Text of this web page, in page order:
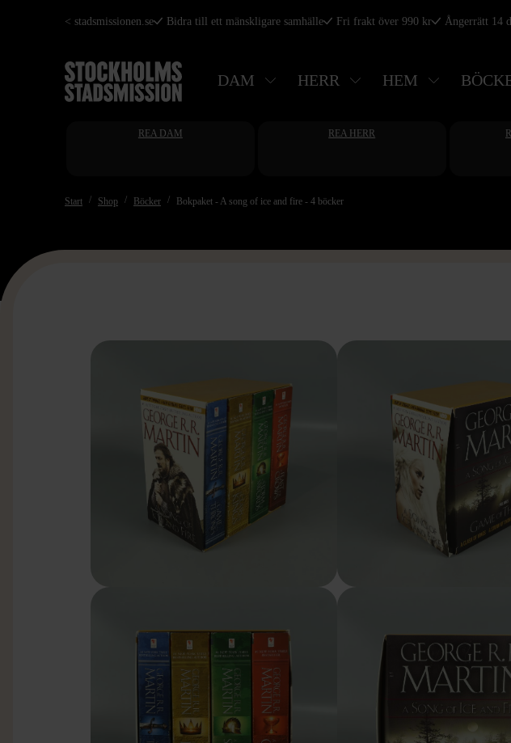
Hoppa
huvudinnehåll
< stadsmissionen.se Bidra till ett mänskligare samhälle Fri frakt över 990 kr Ångerrätt 14
DAM HERR HEM
REA DAM REA HERR
Start Shop Böcker Bokpaket - A song of ice and fire - 4 böcker